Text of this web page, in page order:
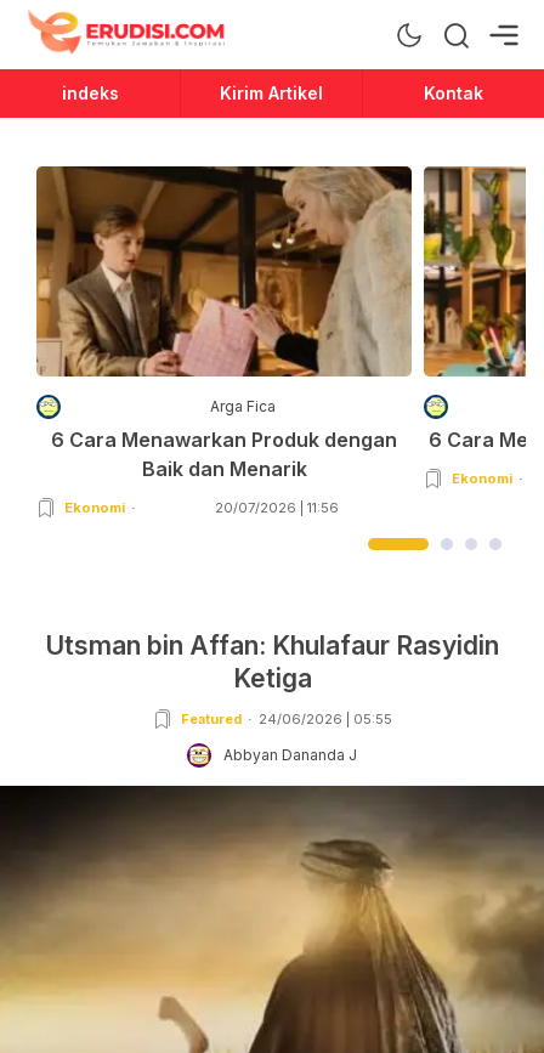
Erudisi
Temukan Jawaban dan Inspirasi
indeks Kirim Artikel Kontak
Arga Fica
6 Cara Menawarkan Produk dengan
Baik dan Menarik
Ekonomi 20/07/2026 | 11:56
6 Cara
Ekonomi
Utsman bin Affan: Khulafaur Rasyidin
Ketiga
Featured 24/06/2026 | 05:55
Abbyan Dananda J